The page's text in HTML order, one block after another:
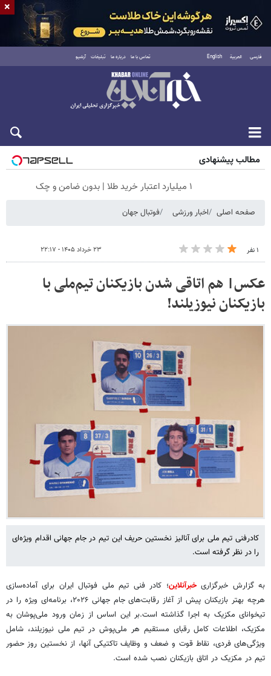
فارسی العربية English تماس با ما درباره ما تبلیغات آرشیو
شنبه ۱۷ مرداد ۱۴۰۵
مطالب پیشنهادی
۱ میلیارد اعتبار خرید طلا | بدون ضامن و چک
صفحه اصلی اخبار ورزشی فوتبال جهان
۱ نفر ۲۳ خرداد ۱۴۰۵ - ۲۲:۱۷
عکس| هم اتاقی شدن بازیکنان تیم‌ملی با
بازیکنان نیوزیلند!
کادرفنی تیم ملی برای آنالیز نخستین حریف این تیم در جام جهانی اقدام ویژه‌ای
را در نظر گرفته است.
به گزارش خبرگزاریخبرآنلاین؛ کادر فنی تیم ملی فوتبال ایران برای آماده‌سازی
هرچه بهتر بازیکنان پیش از آغاز رقابت‌های جام جهانی ۲۰۲۶، برنامه‌ای ویژه را در
تیخوانای مکزیک به اجرا گذاشته است.بر این اساس از زمان ورود ملی‌پوشان به
مکزیک، اطلاعات کامل رقبای مستقیم هر ملی‌پوش در تیم‌ ملی نیوزیلند، شامل
ویژگی‌های فردی، نقاط قوت و ضعف و وظایف تاکتیکی آنها، از نخستین روز حضور
تیم در مکزیک در اتاق بازیکنان نصب شده است.
×